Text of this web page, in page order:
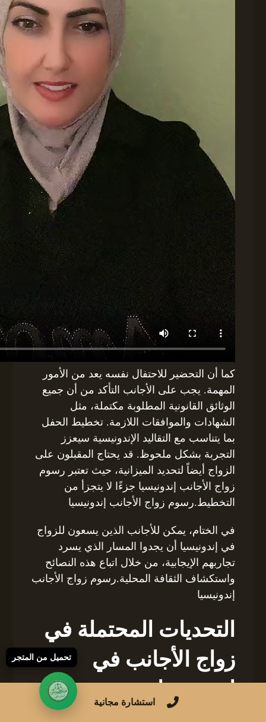
كما أن التحضير للاحتفال نفسه يعد من الأمور
المهمة. يجب على الأجانب التأكد من أن جميع
الوثائق القانونية المطلوبة مكتملة، مثل
الشهادات والموافقات اللازمة. تخطيط الحفل
بما يتناسب مع التقاليد الإندونيسية سيعزز
التجربة بشكل ملحوظ. قد يحتاج المقبلون على
الزواج أيضاً لتحديد الميزانية، حيث تعتبر رسوم
زواج الأجانب إندونيسيا جزءًا لا يتجزأ من
التخطيط.رسوم زواج الأجانب إندونيسيا
في الختام، يمكن للأجانب الذين يسعون للزواج
في إندونيسيا أن يجدوا المسار الذي يسرد
تجاربهم الإيجابية، من خلال اتباع هذه النصائح
واستكشاف الثقافة المحلية.رسوم زواج الأجانب
إندونيسيا
التحديات المحتملة في
زواج الأجانب في
إندونيسيا
استشارة مجانية
تحميل من المتجر